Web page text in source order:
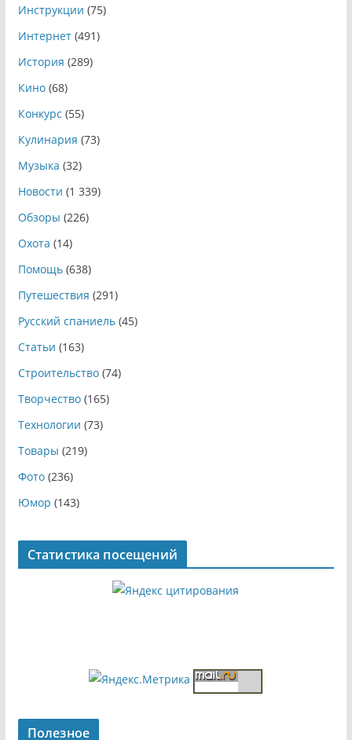
Инструкции (75)
Интернет(491)
История (289)
Кино(68)
Конкурс (55)
Кулинария (73)
Музыка (32)
Новости (1 339)
Обзоры (226)
Охота (14)
Помощь(638)
Путешествия (291)
Русский спаниель(45)
Статьи (163)
Строительство(74)
Творчество(165)
Технологии (73)
Товары (219)
Фото(236)
Юмор (143)
Статистика посещений
Полезное